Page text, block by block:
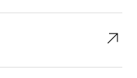
↗︎